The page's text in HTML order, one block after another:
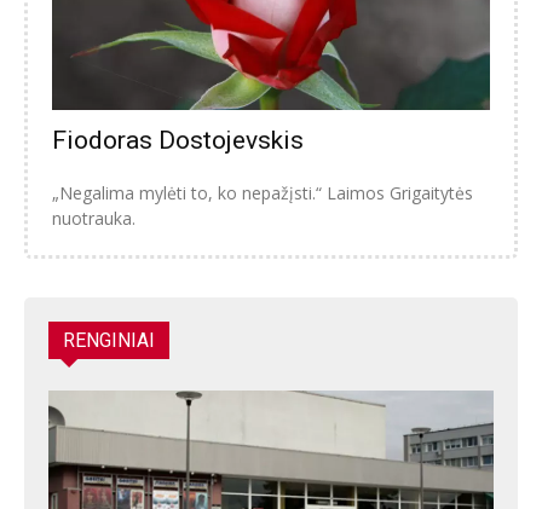
Fiodoras Dostojevskis
„Negalima mylėti to, ko nepažįsti.“ Laimos Grigaitytės
nuotrauka.
RENGINIAI